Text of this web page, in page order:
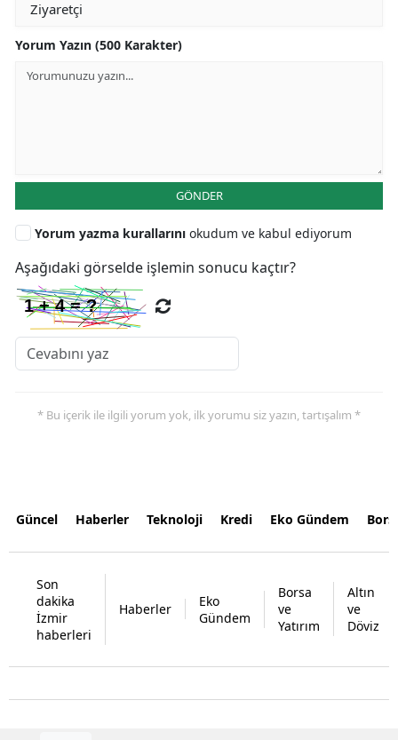
Yorum Yazın (500 Karakter)
GÖNDER
Yorum yazma kurallarını okudum ve kabul ediyorum
Aşağıdaki görselde işlemin sonucu kaçtır?
* Bu içerik ile ilgili yorum yok, ilk yorumu siz yazın, tartışalım *
Güncel Haberler Teknoloji Kredi Eko Gündem
Son
dakika
İzmir
haberleri
Haberler
Eko
Gündem
Borsa
ve
Yatırım
Altın
ve
Döviz